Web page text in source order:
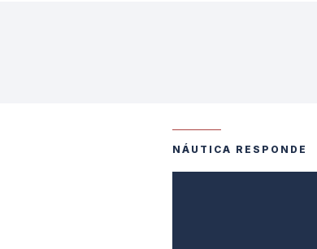
NÁUTICA RESPONDE